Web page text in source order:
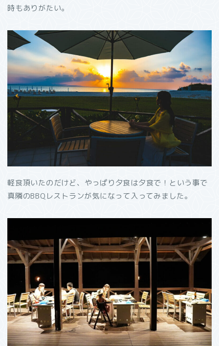
時もありがたい。
軽食頂いたのだけど、やっぱり夕食は夕食で！という事で
真隣のBBQレストランが気になって入ってみました。